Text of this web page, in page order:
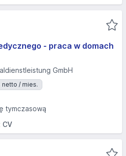
- praca w domach
GmbH
netto / mies.
tymczasową